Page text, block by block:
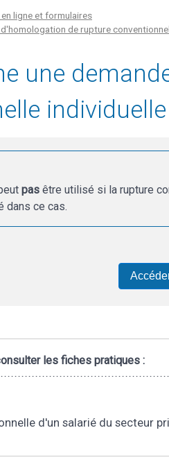
ligne et formulaires
de rupture
une
individuelle
pas être utilisé si la rupture
dans ce cas.
les fiches pratiques :
d'un salarié du secteur